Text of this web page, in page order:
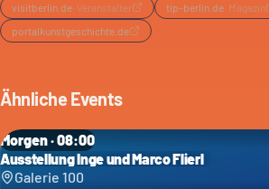
visitberlin.de· Veranstalter tip-berlin.de· Magazin
portalkunstgeschichte.de
Ähnliche Events
Morgen · 08:00
Ausstellung Inge und Marco Flierl
Galerie 100